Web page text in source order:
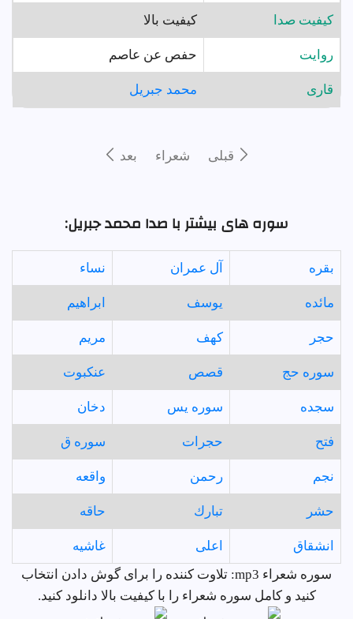
کیفیت صدا کیفیت بالا
روايت حفص عن عاصم
قارى محمد جبريل
قبلى شعراء بعد
سوره های بیشتر با صدا محمد جبريل:
بقره آل عمران نساء
مائده يوسف ابراهيم
حجر كهف مريم
سوره حج قصص عنكبوت
سجده سوره يس دخان
فتح حجرات سوره ق
نجم رحمن واقعه
حشر تبارك حاقه
انشقاق اعلى
غاشيه
سوره شعراء mp3: تلاوت کننده را برای گوش دادن انتخاب
کنید و کامل سوره شعراء را با کیفیت بالا دانلود کنید.